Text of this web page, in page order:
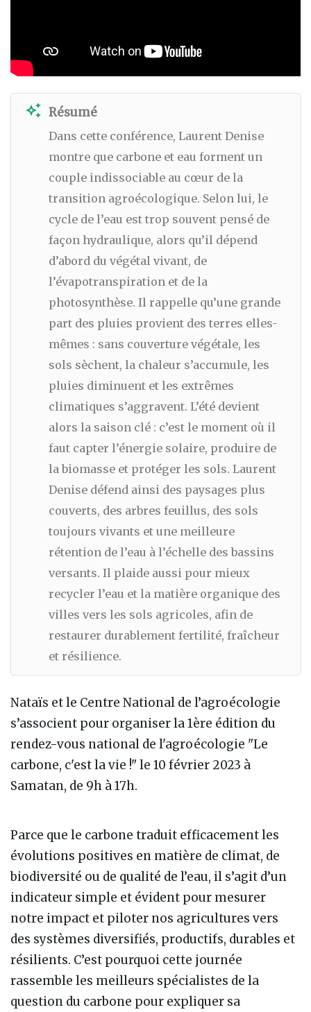
auto_awesome Résumé
Dans cette conférence, Laurent Denise
montre que carbone et eau forment un
couple indissociable au cœur de la
transition agroécologique. Selon lui, le
cycle de l’eau est trop souvent pensé de
façon hydraulique, alors qu’il dépend
d’abord du végétal vivant, de
l’évapotranspiration et de la
photosynthèse. Il rappelle qu’une grande
part des pluies provient des terres elles-
mêmes : sans couverture végétale, les
sols sèchent, la chaleur s’accumule, les
pluies diminuent et les extrêmes
climatiques s’aggravent. L’été devient
alors la saison clé : c’est le moment où il
faut capter l’énergie solaire, produire de
la biomasse et protéger les sols. Laurent
Denise défend ainsi des paysages plus
couverts, des arbres feuillus, des sols
toujours vivants et une meilleure
rétention de l’eau à l’échelle des bassins
versants. Il plaide aussi pour mieux
recycler l’eau et la matière organique des
villes vers les sols agricoles, afin de
restaurer durablement fertilité, fraîcheur
et résilience.
Nataïs et le Centre National de l’agroécologie
s’associent pour organiser la 1ère édition du
rendez-vous national de l'agroécologie "Le
carbone, c'est la vie !" le 10 février 2023 à
Samatan, de 9h à 17h.
Parce que le carbone traduit efficacement les
évolutions positives en matière de climat, de
biodiversité ou de qualité de l’eau, il s’agit d’un
indicateur simple et évident pour mesurer
notre impact et piloter nos agricultures vers
des systèmes diversifiés, productifs, durables et
résilients. C’est pourquoi cette journée
rassemble les meilleurs spécialistes de la
question du carbone pour expliquer sa